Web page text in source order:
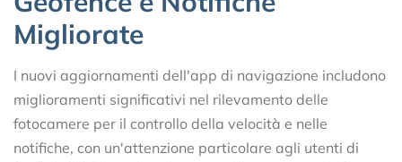
Migliorate
I nuovi aggiornamenti dell'app di navigazione includono
miglioramenti significativi nel rilevamento delle
fotocamere per il controllo della velocità e nelle
notifiche, con un'attenzione particolare agli utenti di